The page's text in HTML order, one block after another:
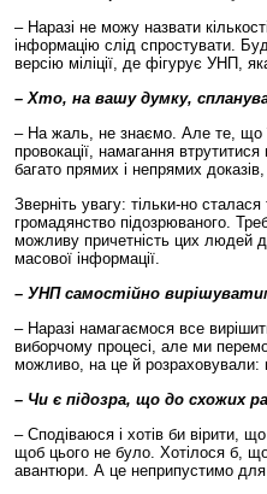
– Наразі не можу назвати
інформацію слід спростувати.
версію міліції, де фігурує УНП,
– Хто, на вашу думку,
– На жаль, не знаємо. Але те, що
провокації, намагання
багато прямих і непрямих
Зверніть увагу: тільки-но
громадянство підозрюваного.
можливу причетність цих людей
масової інформації.
– УНП самостійно
– Наразі намагаємося все
виборчому процесі, але ми
можливо, на це й розраховували:
– Чи є підозра, що до схожих
– Сподіваюся і хотів би вірити,
щоб цього не було. Хотілося б,
авантюри. А це неприпустимо для